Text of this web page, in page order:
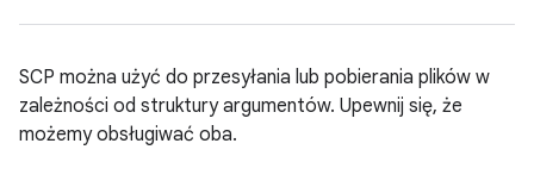
SCP można użyć do przesyłania lub pobierania plików w
zależności od struktury argumentów. Upewnij się, że
możemy obsługiwać oba.